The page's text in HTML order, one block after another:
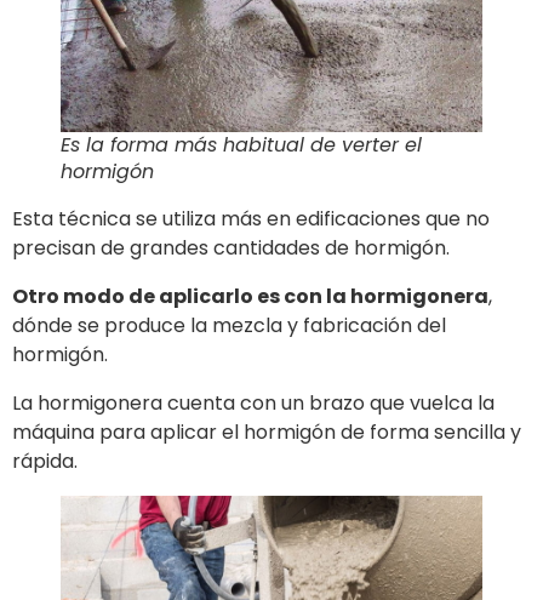
Es la forma más habitual de verter el
hormigón
Esta técnica se utiliza más en edificaciones que no
precisan de grandes cantidades de hormigón.
Otro modo de aplicarlo es con la hormigonera,
dónde se produce la mezcla y fabricación del
hormigón.
La hormigonera cuenta con un brazo que vuelca la
máquina para aplicar el hormigón de forma sencilla y
rápida.